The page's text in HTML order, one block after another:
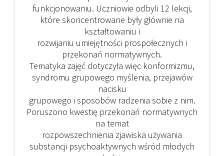
funkcjonowaniu. Uczniowie odbyli 12 lekcji,
które skoncentrowane były głównie na
kształtowaniu i
rozwijaniu umiejętności prospołecznych i
przekonań normatywnych.
Tematyka zajęć dotyczyła więc konformizmu,
syndromu grupowego myślenia, przejawów
nacisku
grupowego i sposobów radzenia sobie z nim.
Poruszono kwestię przekonań normatywnych
na temat
rozpowszechnienia zjawiska używania
substancji psychoaktywnych wśród młodych